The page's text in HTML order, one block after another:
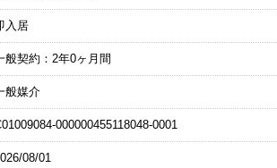
入居
般契約：2年0ヶ月間
般媒介
000000455118048-0001
08/01